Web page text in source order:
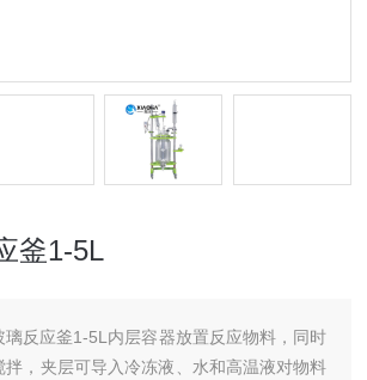
釜1-5L
璃反应釜1-5L内层容器放置反应物料，同时
拌，夹层可导入冷冻液、水和高温液对物料